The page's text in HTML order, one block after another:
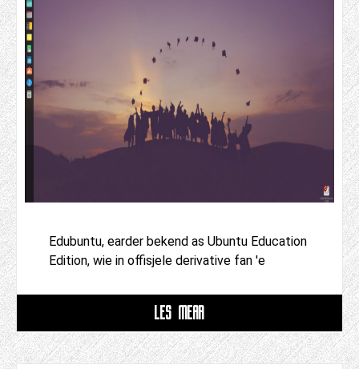
Edubuntu, earder bekend as Ubuntu Education
Edition, wie in offisjele derivative fan 'e
LÊS MEAR